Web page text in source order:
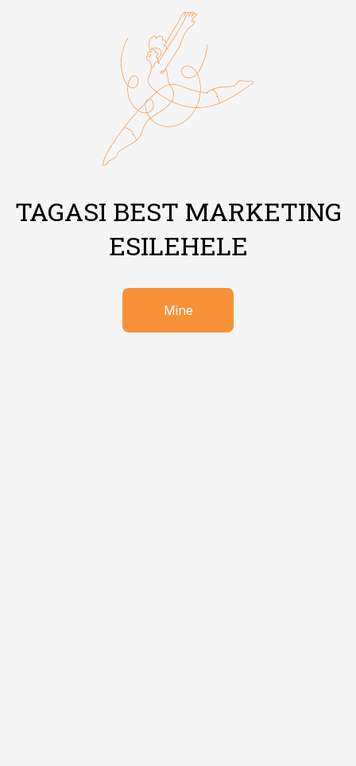
TAGASI BEST MARKETING
ESILEHELE
Mine